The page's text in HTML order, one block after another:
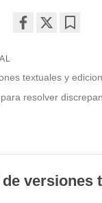
facebook
textuales y
resolver
versiones